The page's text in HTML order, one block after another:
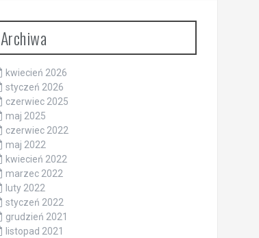
Archiwa
kwiecień 2026
styczeń 2026
czerwiec 2025
maj 2025
czerwiec 2022
maj 2022
kwiecień 2022
marzec 2022
luty 2022
styczeń 2022
grudzień 2021
listopad 2021